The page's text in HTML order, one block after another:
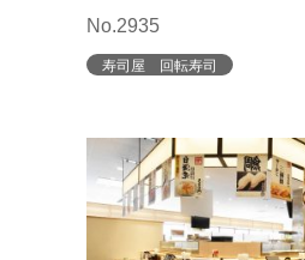
No.2935
寿司屋 回転寿司